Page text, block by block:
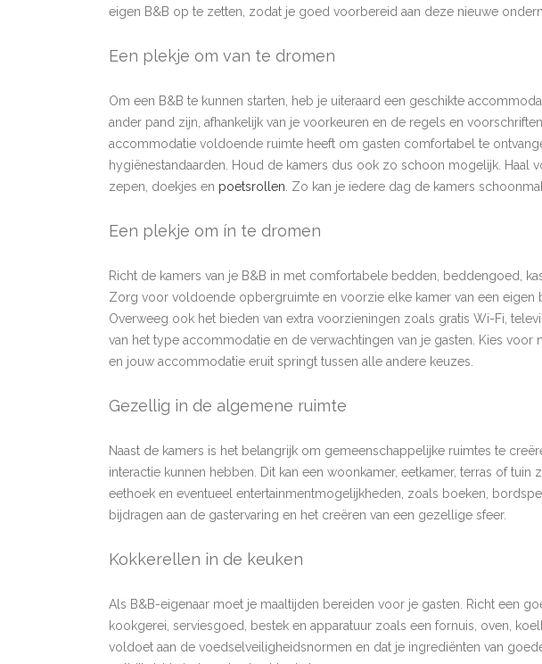
eigen B&B op te zetten, zodat je goed voorbereid aan deze nieuwe
Een plekje om van te dromen
Om een B&B te kunnen starten, heb je uiteraard een geschikte
ander pand zijn, afhankelijk van je voorkeuren en de regels en
accommodatie voldoende ruimte heeft om gasten comfortabel te
hygiënestandaarden. Houd de kamers dus ook zo schoon mogelijk. Haal
zepen, doekjes en poetsrollen . Zo kan je iedere dag de kamers
Een plekje om ín te dromen
Richt de kamers van je B&B in met comfortabele bedden, beddengoed,
Zorg voor voldoende opbergruimte en voorzie elke kamer van een eigen
Overweeg ook het bieden van extra voorzieningen zoals gratis Wi-Fi,
van het type accommodatie en de verwachtingen van je gasten. Kies
en jouw accommodatie eruit springt tussen alle andere keuzes.
Gezellig in de algemene ruimte
Naast de kamers is het belangrijk om gemeenschappelijke ruimtes te
interactie kunnen hebben. Dit kan een woonkamer, eetkamer, terras of
eethoek en eventueel entertainmentmogelijkheden, zoals boeken,
bijdragen aan de gastervaring en het creëren van een gezellige sfeer.
Kokkerellen in de keuken
Als B&B-eigenaar moet je maaltijden bereiden voor je gasten. Richt een
kookgerei, serviesgoed, bestek en apparatuur zoals een fornuis, oven,
voldoet aan de voedselveiligheidsnormen en dat je ingrediënten van